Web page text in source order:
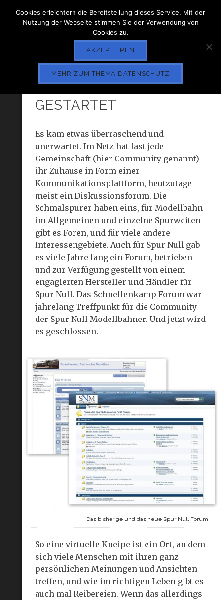
DAS SNM FORUM IST
GESTARTET
Es kam etwas überraschend und
unerwartet. Im Netz hat fast jede
Gemeinschaft (hier Community genannt)
ihr Zuhause in Form einer
Kommunikationsplattform, heutzutage
meist ein Diskussionsforum. Die
Schmalspurer haben eins, für Modellbahn
im Allgemeinen und einzelne Spurweiten
gibt es Foren, und für viele andere
Interessengebiete. Auch für Spur Null gab
es viele Jahre lang ein Forum, betrieben
und zur Verfügung gestellt von einem
engagierten Hersteller und Händler für
Spur Null. Das Schnellenkamp Forum war
jahrelang Treffpunkt für die Community
der Spur Null Modellbahner. Und jetzt wird
es geschlossen.
Das bisherige und das neue Spur Null Forum
So eine virtuelle Kneipe ist ein Ort, an dem
sich viele Menschen mit ihren ganz
persönlichen Meinungen und Ansichten
treffen, und wie im richtigen Leben gibt es
auch mal Reibereien. Wenn das allerdings
Cookies erleichtern die Bereitstellung dieses Service. Mit der
Nutzung der Webseite stimmen Sie der Verwendung von
Cookies zu.
AKZEPTIEREN
MEHR ZUM THEMA DATENSCHUTZ